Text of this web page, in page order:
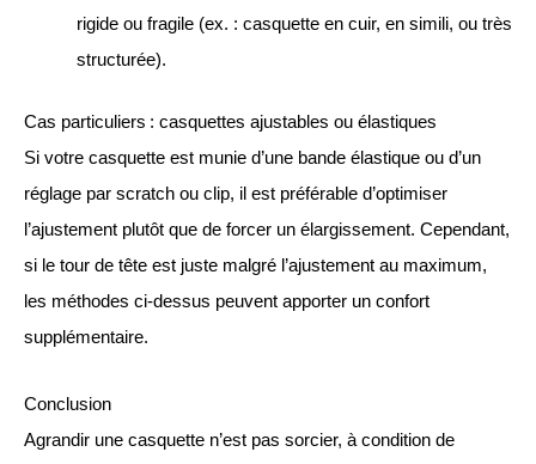
rigide ou fragile (ex. : casquette en cuir, en simili, ou très
structurée).
Cas particuliers : casquettes ajustables ou élastiques
Si votre casquette est munie d’une bande élastique ou d’un
réglage par scratch ou clip, il est préférable d’optimiser
l’ajustement plutôt que de forcer un élargissement. Cependant,
si le tour de tête est juste malgré l’ajustement au maximum,
les méthodes ci-dessus peuvent apporter un confort
supplémentaire.
Conclusion
Agrandir une casquette n’est pas sorcier, à condition de